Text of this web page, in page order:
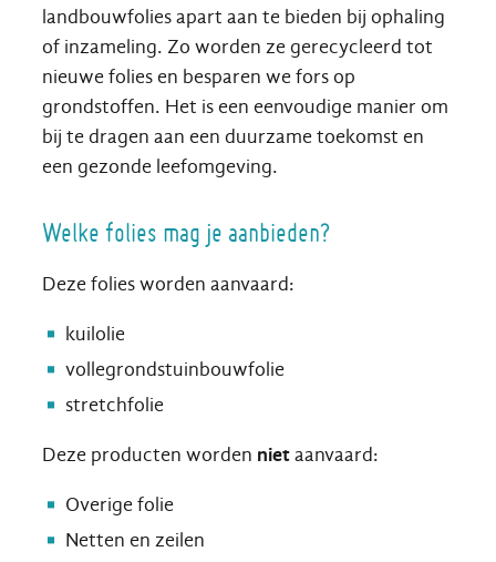
landbouwfolies apart aan te bieden bij ophaling
of inzameling. Zo worden ze gerecycleerd tot
nieuwe folies en besparen we fors op
grondstoffen. Het is een eenvoudige manier om
bij te dragen aan een duurzame toekomst en
een gezonde leefomgeving.
Welke folies mag je aanbieden?
Deze folies worden aanvaard:
kuilolie
vollegrondstuinbouwfolie
stretchfolie
Deze producten worden nietaanvaard:
Overige folie
Netten en zeilen